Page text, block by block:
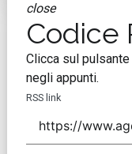
close
Codice
Clicca sul
negli appunti.
RSS link